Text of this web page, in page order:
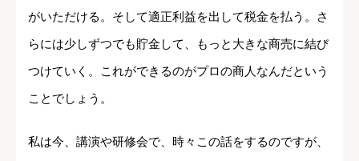
がいただける。そして適正利益を出して税金を払う。さ
らには少しずつでも貯金して、もっと大きな商売に結び
つけていく。これができるのがプロの商人なんだという
ことでしょう。
私は今、講演や研修会で、時々この話をするのですが、